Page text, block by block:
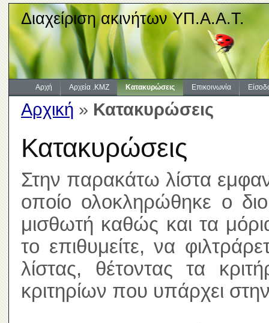
Διαχείριση ακινήτων ΥΠ.Α.Α.Τ.
Αρχή Αρχεία .KMZ Κατακυρώσεις Επικοινωνία
Αρχική » Κατακυρώσεις
Κατακυρώσεις
Στην παρακάτω λίστα
οποίο ολοκληρώθηκε ο
μισθωτή καθώς και τα
το επιθυμείτε, να
λίστας, θέτοντας τα
κριτηρίων που υπάρχει